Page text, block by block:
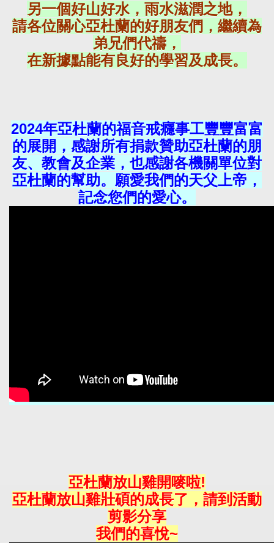
另一個好山好水，雨水滋潤之地，
請各位關心亞杜蘭的好朋友們，繼續為
弟兄們代禱，
在新據點能有良好的學習及成長。
2024年亞杜蘭的福音戒癮事工豐豐富富
的展開，感謝所有捐款贊助亞杜蘭的朋
友、教會及企業，也感謝各機關單位對
亞杜蘭的幫助。願愛我們的天父上帝，
記念您們的愛心。
亞杜蘭放山雞開嘜啦!
亞杜蘭放山雞壯碩的成長了，請到活動
剪影分享
我們的喜悅~